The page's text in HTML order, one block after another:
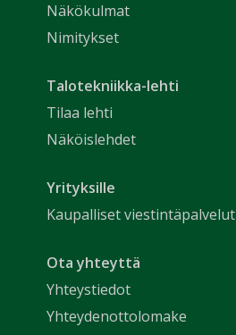
Näkökulmat
Nimitykset
Talotekniikka-lehti
Tilaa lehti
Näköislehdet
Yrityksille
Kaupalliset viestintäpalvelut
Ota yhteyttä
Yhteystiedot
Yhteydenottolomake